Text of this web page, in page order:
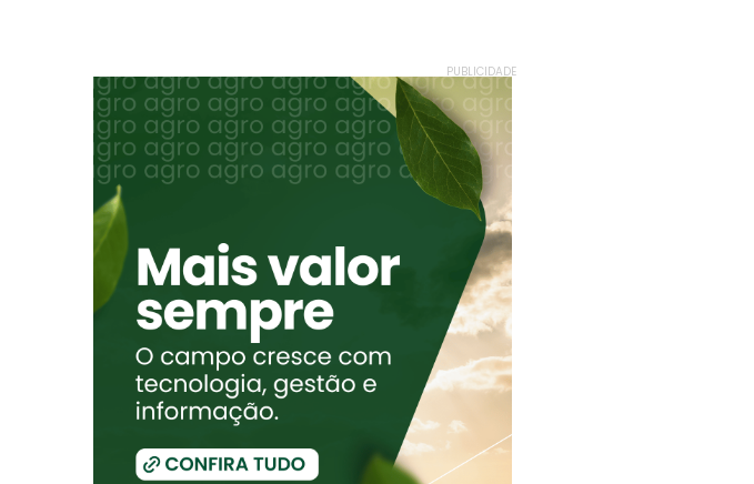
PUBLICIDADE